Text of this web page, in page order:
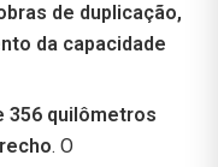
de duplicação,
da capacidade
356 quilômetros
. O